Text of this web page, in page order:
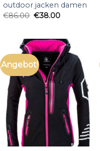
outdoor jacken damen
€86.00 €38.00
Angebot!